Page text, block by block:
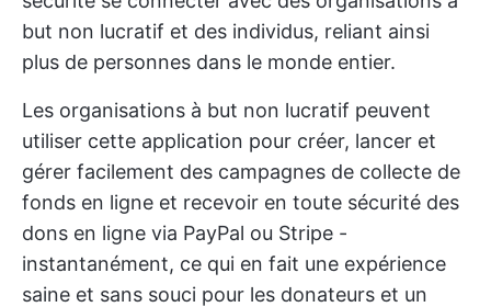
but non lucratif et des individus, reliant ainsi
plus de personnes dans le monde entier.
Les organisations à but non lucratif peuvent
utiliser cette application pour créer, lancer et
gérer facilement des campagnes de collecte de
fonds en ligne et recevoir en toute sécurité des
dons en ligne via PayPal ou Stripe -
instantanément, ce qui en fait une expérience
saine et sans souci pour les donateurs et un